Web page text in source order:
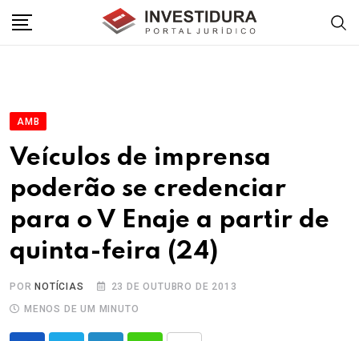
AMB
Veículos de imprensa
poderão se credenciar
para o V Enaje a partir de
quinta-feira (24)
POR NOTÍCIAS
23 DE OUTUBRO DE 2013
MENOS DE UM MINUTO